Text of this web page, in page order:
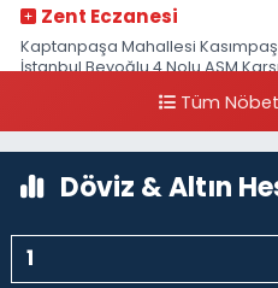
Zent Eczanesi
Kaptanpaşa Mahallesi
İstanbul Beyoğlu 4 Nolu ASM
0 (212) 297 96 92 Yol
Tüm
Döviz & Altın